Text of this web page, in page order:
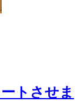
トさせま